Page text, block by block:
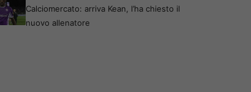
Calciomercato: arriva Kean, l’ha chiesto il
nuovo allenatore